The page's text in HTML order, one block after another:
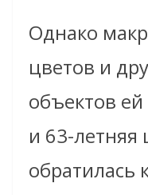
Однако
цветов и
объектов
и 63-летняя